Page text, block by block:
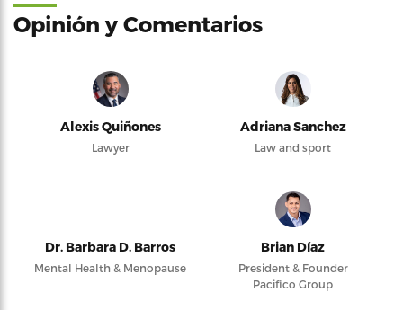
Opinión y Comentarios
Alexis Quiñones
Lawyer
Adriana Sanchez
Law and sport
Dr. Barbara D. Barros
Mental Health & Menopause
Brian Díaz
President & Founder
Pacifico Group